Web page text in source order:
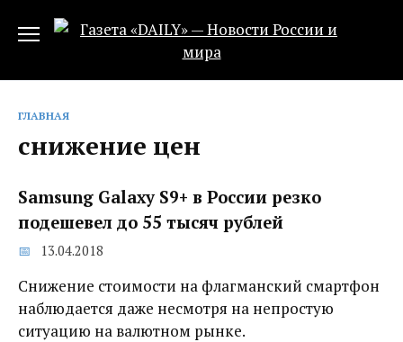
ГЛАВНАЯ
снижение цен
Samsung Galaxy S9+ в России резко
подешевел до 55 тысяч рублей
13.04.2018
Снижение стоимости на флагманский смартфон
наблюдается даже несмотря на непростую
ситуацию на валютном рынке.